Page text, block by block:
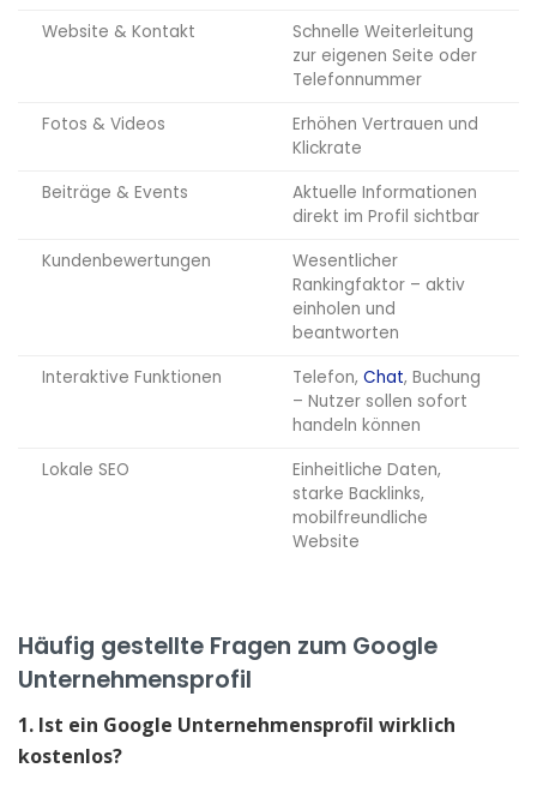
Website & Kontakt
Schnelle Weiterleitung
zur eigenen Seite oder
Telefonnummer
Fotos & Videos
Erhöhen Vertrauen und
Klickrate
Beiträge & Events
Aktuelle Informationen
direkt im Profil sichtbar
Kundenbewertungen
Wesentlicher
Rankingfaktor – aktiv
einholen und
beantworten
Interaktive Funktionen
Telefon, Chat, Buchung
– Nutzer sollen sofort
handeln können
Lokale SEO
Einheitliche Daten,
starke Backlinks,
mobilfreundliche
Website
Häufig gestellte Fragen zum Google
Unternehmensprofil
1. Ist ein Google Unternehmensprofil wirklich
kostenlos?